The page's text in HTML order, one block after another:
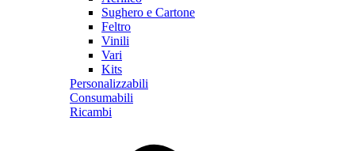
Sughero e Cartone
Feltro
Vinili
Vari
Kits
Personalizzabili
Consumabili
Ricambi